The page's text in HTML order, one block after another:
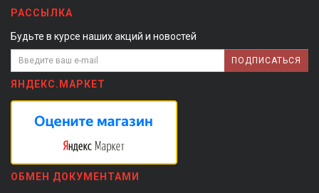
РАССЫЛКА
Будьте в курсе наших акций и новостей
ПОДПИСАТЬСЯ
ЯНДЕКС.МАРКЕТ
ОБМЕН ДОКУМЕНТАМИ